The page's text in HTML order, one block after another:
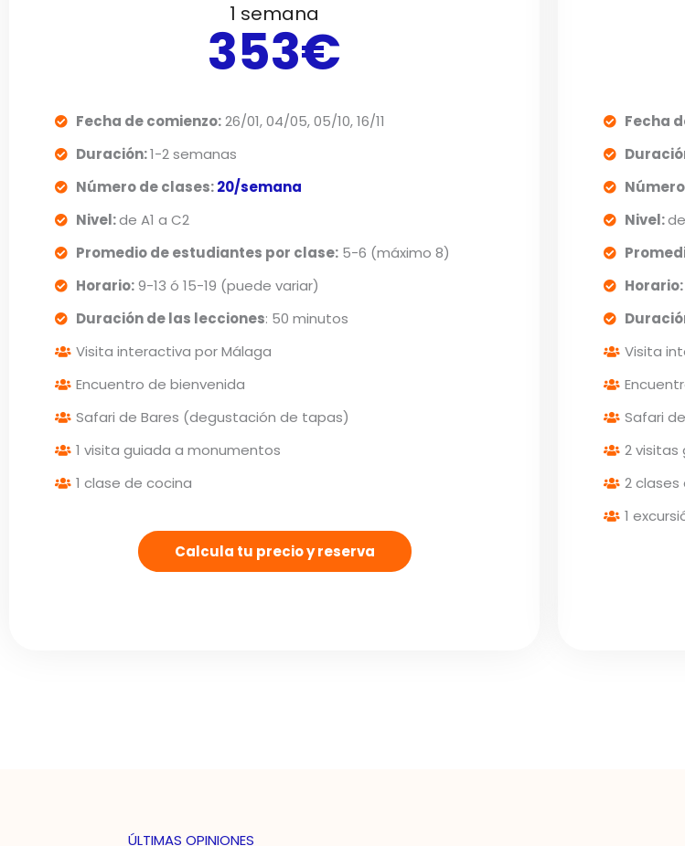
1 semana
353€
Fecha de comienzo:26/01, 04/05, 05/10, 16/11
Duración:1-2 semanas
Número de clases:20/semana
Nivel:de A1 a C2
Promedio de estudiantes por clase:5-6 (máximo 8)
Horario:9-13 ó 15-19 (puede variar)
Duración de las lecciones: 50 minutos
Visita interactiva por Málaga
Encuentro de bienvenida
Safari de Bares (degustación de tapas)
1 visita guiada a monumentos
1 clase de cocina
Calcula tu precio y reserva
Fecha
Nivel:
Horario:
Visita
Safari
2 visitas
2
1
ÚLTIMAS OPINIONES